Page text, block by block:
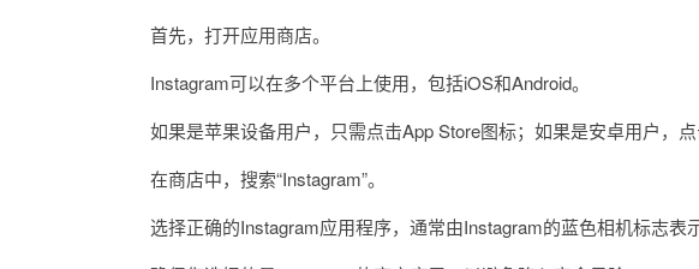
首先，打开应用商店。
Instagram可以在多个平台上使用，包括iOS和Android。
如果是苹果设备用户，只需点击App Store图标；如果是安卓用户，点
在商店中，搜索“Instagram”。
选择正确的Instagram应用程序，通常由Instagram的蓝色相机标志表示